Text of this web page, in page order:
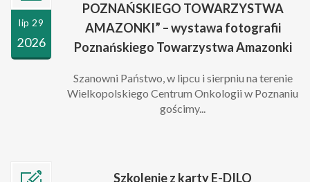
lip 29
2026
POZNAŃSKIEGO TOWARZYSTWA
AMAZONKI” – wystawa fotografii
Poznańskiego Towarzystwa Amazonki
Szanowni Państwo, w lipcu i sierpniu na terenie
Wielkopolskiego Centrum Onkologii w Poznaniu
gościmy...
Szkolenie z karty E-DILO